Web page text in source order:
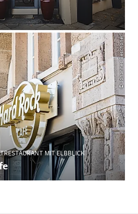
© Johannes Beschoner
MIT ELBBLICK